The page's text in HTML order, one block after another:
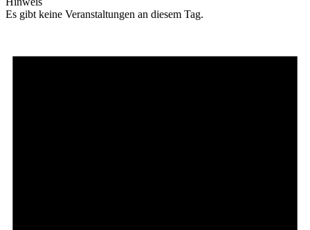
Es gibt keine Veranstaltungen an diesem Tag.